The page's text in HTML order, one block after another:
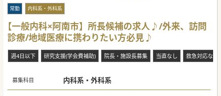
常勤 内科系・外科系
【一般内科×阿南市】所長候補の求人♪/外来、訪問
診療/地域医療に携わりたい方必見♪
週4日以下 研究支援(学会費補助) 院長・施設長募集 当直なし 救急対応なし
募集科目 内科系・外科系